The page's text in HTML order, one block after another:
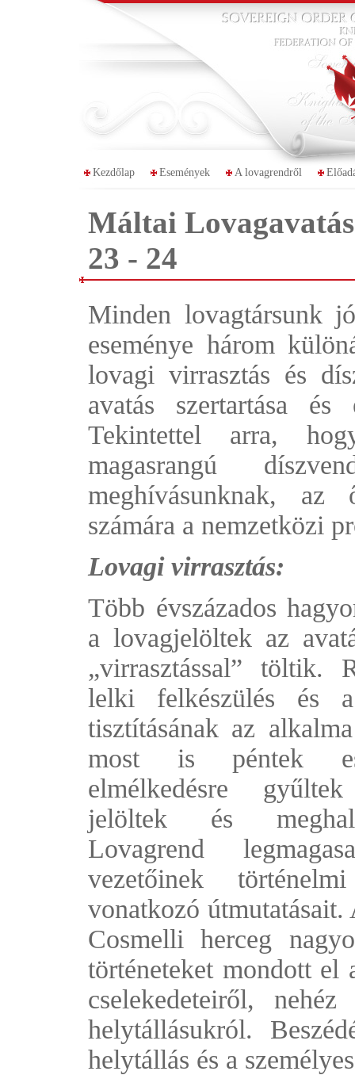
Kezdőlap Események A lovagrendről
Máltai
23 - 24
Minden lovagtársunk
eseménye három
lovagi virrasztás és
avatás szertartása
Tekintettel arra,
magasrangú
meghívásunknak, az
számára a nemzetközi
Lovagi virrasztás:
Több évszázados
a lovagjelöltek az
„virrasztással” töltik.
lelki felkészülés és
tisztításának az
most is péntek
elmélkedésre
jelöltek és
Lovagrend
vezetőinek
vonatkozó
Cosmelli herceg
történeteket mondott el
cselekedeteiről,
helytállásukról.
helytállás és a